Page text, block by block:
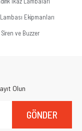
Ekipmanları
Siren ve Buzzer
Olun
GÖNDER